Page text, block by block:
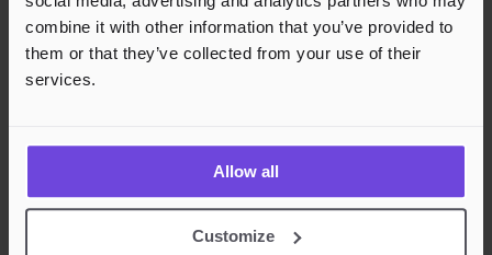
combine it with other information that you’ve provided to
them or that they’ve collected from your use of their
services.
Allow all
Customize
22. okt 2026Kulturfabrikken Klubbscenen